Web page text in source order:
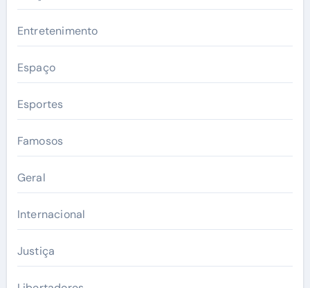
Entretenimento
Espaço
Esportes
Famosos
Geral
Internacional
Justiça